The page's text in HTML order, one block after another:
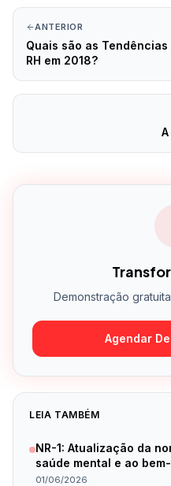
ANTERIOR
Quais são as
RH em 2018?
A
Demonstração
Agendar
LEIA TAMBÉM
NR-1: Atualização da
saúde mental e ao
01/06/2026